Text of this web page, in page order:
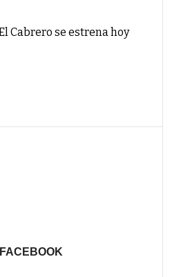
Cabrero se estrena hoy